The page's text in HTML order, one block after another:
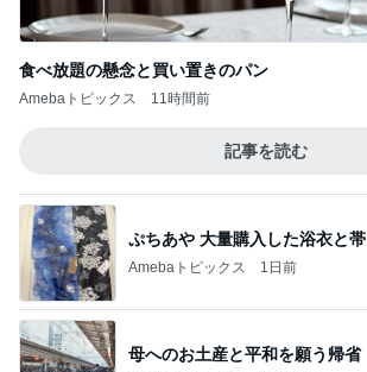
食べ放題の懸念と買い置きのパン
Amebaトピックス 11時間前
記事を読む
ぷちあや 大量購入した浴衣と帯
Amebaトピックス 1日前
母へのお土産と平和を願う帰省